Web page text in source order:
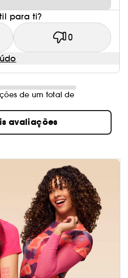
para ti?
0
de um total de
avaliações